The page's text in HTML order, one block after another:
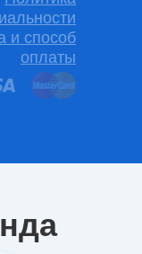
и способ
оплаты